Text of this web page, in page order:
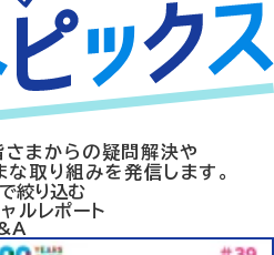
まからの疑問解決や
取り組みを発信します。
絞り込む
ルレポート